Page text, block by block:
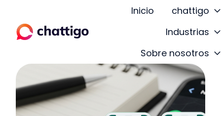
Inicio
chattigo
Industrias
Sobre nosotros